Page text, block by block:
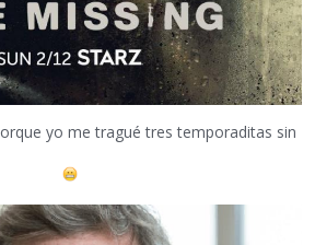
yo me tragué tres temporaditas sin